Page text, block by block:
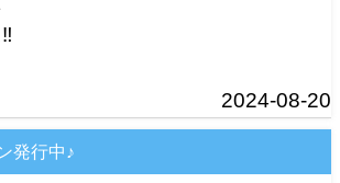
2024-08-20
発行中♪